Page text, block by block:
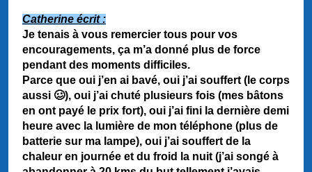
Catherine écrit :
Je tenais à vous remercier tous pour vos
encouragements, ça m’a donné plus de force
pendant des moments difficiles.
Parce que oui j’en ai bavé, oui j’ai souffert (le corps
aussi 🥴), oui j’ai chuté plusieurs fois (mes bâtons
en ont payé le prix fort), oui j’ai fini la dernière demi
heure avec la lumière de mon téléphone (plus de
batterie sur ma lampe), oui j’ai souffert de la
chaleur en journée et du froid la nuit (j’ai songé à